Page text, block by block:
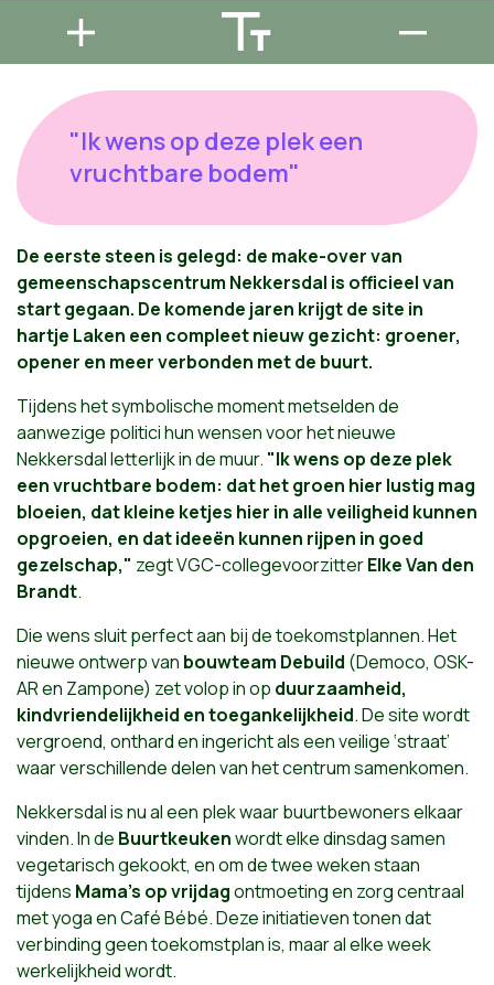
"Ik wens op deze plek een
vruchtbare bodem"
De eerste steen is gelegd: de make-over van
gemeenschapscentrum Nekkersdal is officieel van
start gegaan. De komende jaren krijgt de site in
hartje Laken een compleet nieuw gezicht: groener,
opener en meer verbonden met de buurt.
Tijdens het symbolische moment metselden de
aanwezige politici hun wensen voor het nieuwe
Nekkersdal letterlijk in de muur. "Ik wens op deze plek
een vruchtbare bodem: dat het groen hier lustig mag
bloeien, dat kleine ketjes hier in alle veiligheid kunnen
opgroeien, en dat ideeën kunnen rijpen in goed
gezelschap," zegt VGC-collegevoorzitterElke Van den
Brandt.
Die wens sluit perfect aan bij de toekomstplannen. Het
nieuwe ontwerp van bouwteam Debuild (Democo, OSK-
AR en Zampone) zet volop in op duurzaamheid,
kindvriendelijkheid en toegankelijkheid. De site wordt
vergroend, onthard en ingericht als een veilige ‘straat’
waar verschillende delen van het centrum samenkomen.
Nekkersdal is nu al een plek waar buurtbewoners elkaar
vinden. In de Buurtkeukenwordt elke dinsdag samen
vegetarisch gekookt, en om de twee weken staan
tijdens Mama’s op vrijdagontmoeting en zorg centraal
met yoga en Café Bébé. Deze initiatieven tonen dat
verbinding geen toekomstplan is, maar al elke week
werkelijkheid wordt.